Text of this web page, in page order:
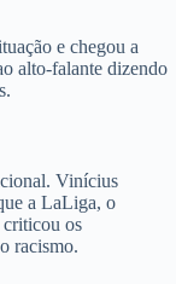
e chegou a
alto-falante dizendo
Vinícius
a LaLiga, o
criticou os
racismo.